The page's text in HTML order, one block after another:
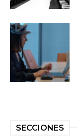
SECCIONES